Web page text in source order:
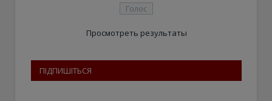
Просмотреть результаты
ПІДПИШІТЬСЯ